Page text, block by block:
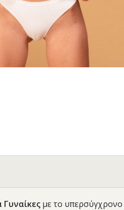
Γυναίκες με το